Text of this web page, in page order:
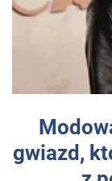
gwiazd,